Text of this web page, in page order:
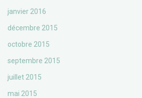
janvier 2016
décembre 2015
octobre 2015
septembre 2015
juillet 2015
mai 2015